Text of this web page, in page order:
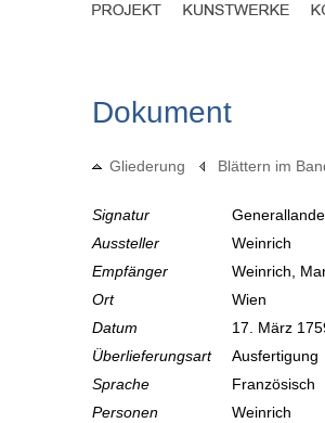
Dokument
Gliederung Blättern im
Signatur
Aussteller
Weinrich
Empfänger
Weinrich,
Ort
Wien
Datum
17. März
Überlieferungsart
Ausfertigung
Sprache
Französisch
Personen
Weinrich